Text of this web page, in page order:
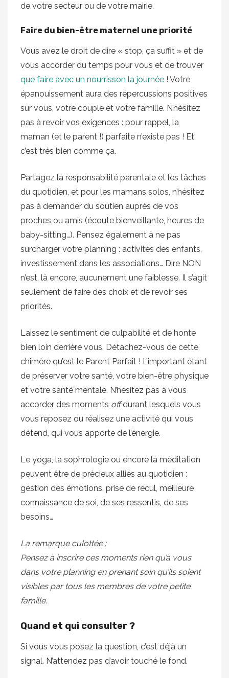
de votre secteur ou de votre mairie.
Faire du bien-être maternel une priorité
Vous avez le droit de dire « stop, ça suffit » et de
vous accorder du temps pour vous et de trouver
que faire avec un nourrisson la journée ! Votre
épanouissement aura des répercussions positives
sur vous, votre couple et votre famille. N’hésitez
pas à revoir vos exigences : pour rappel, la
maman (et le parent !) parfaite n’existe pas ! Et
c’est très bien comme ça.
Partagez la responsabilité parentale et les tâches
du quotidien, et pour les mamans solos, n’hésitez
pas à demander du soutien auprès de vos
proches ou amis (écoute bienveillante, heures de
baby-sitting…). Pensez également à ne pas
surcharger votre planning : activités des enfants,
investissement dans les associations… Dire NON
n’est, là encore, aucunement une faiblesse. Il s’agit
seulement de faire des choix et de revoir ses
priorités.
Laissez le sentiment de culpabilité et de honte
bien loin derrière vous. Détachez-vous de cette
chimère qu’est le Parent Parfait ! L’important étant
de préserver votre santé, votre bien-être physique
et votre santé mentale. N’hésitez pas à vous
accorder des moments offdurant lesquels vous
vous reposez ou réalisez une activité qui vous
détend, qui vous apporte de l’énergie.
Le yoga, la sophrologie ou encore la méditation
peuvent être de précieux alliés au quotidien :
gestion des émotions, prise de recul, meilleure
connaissance de soi, de ses ressentis, de ses
besoins…
La remarque culottée :
Pensez à inscrire ces moments rien qu’à vous
dans votre planning en prenant soin qu’ils soient
visibles par tous les membres de votre petite
famille.
Quand et qui consulter ?
Si vous vous posez la question, c’est déjà un
signal. N’attendez pas d’avoir touché le fond.